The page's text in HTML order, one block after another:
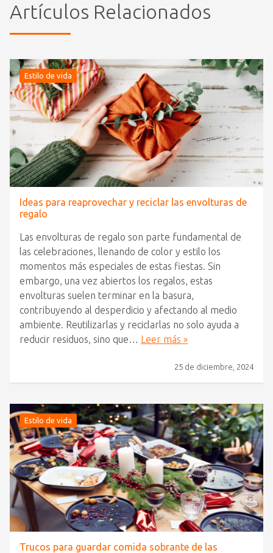
Artículos Relacionados
Estilo de vida
Ideas para reaprovechar y reciclar las envolturas de
regalo
Las envolturas de regalo son parte fundamental de
las celebraciones, llenando de color y estilo los
momentos más especiales de estas fiestas. Sin
embargo, una vez abiertos los regalos, estas
envolturas suelen terminar en la basura,
contribuyendo al desperdicio y afectando al medio
ambiente. Reutilizarlas y reciclarlas no solo ayuda a
reducir residuos, sino que…
Leer más »
25 de diciembre, 2024
Estilo de vida
Trucos para guardar comida sobrante de las